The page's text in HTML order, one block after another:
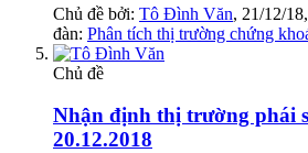
Chủ đề bởi: Tô Đình Văn, 21/12/18
đàn: Phân tích thị trường chứng
Chủ đề
Nhận định thị trường phái
20.12.2018